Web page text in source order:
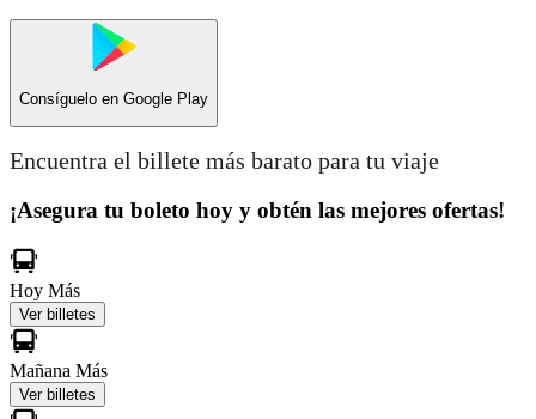
Consíguelo en Google Play
Encuentra el billete más barato para tu viaje
¡Asegura tu boleto hoy y obtén las mejores ofertas!
Hoy Más
Ver billetes
Mañana Más
Ver billetes